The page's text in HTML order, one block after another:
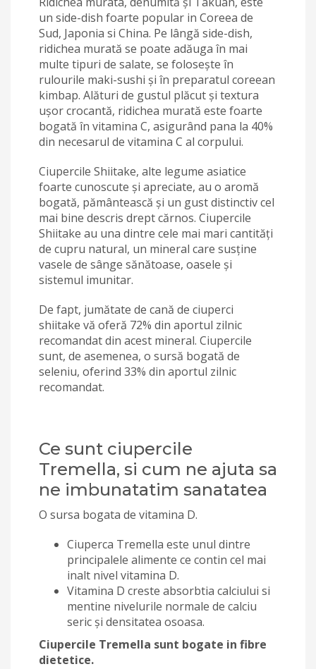
un side-dish foarte popular in Coreea de
Sud, Japonia si China. Pe lângă side-dish,
ridichea murată se poate adăuga în mai
multe tipuri de salate, se folosește în
rulourile maki-sushi și în preparatul coreean
kimbap. Alături de gustul plăcut și textura
ușor crocantă, ridichea murată este foarte
bogată în vitamina C, asigurând pana la 40%
din necesarul de vitamina C al corpului.
Ciupercile Shiitake, alte legume asiatice
foarte cunoscute și apreciate, au o aromă
bogată, pământească și un gust distinctiv cel
mai bine descris drept cărnos. Ciupercile
Shiitake au una dintre cele mai mari cantități
de cupru natural, un mineral care susține
vasele de sânge sănătoase, oasele și
sistemul imunitar.
De fapt, jumătate de cană de ciuperci
shiitake vă oferă 72% din aportul zilnic
recomandat din acest mineral. Ciupercile
sunt, de asemenea, o sursă bogată de
seleniu, oferind 33% din aportul zilnic
recomandat.
Ce sunt ciupercile
Tremella, si cum ne ajuta sa
ne imbunatatim sanatatea
O sursa bogata de vitamina D.
Ciuperca Tremella este unul dintre
principalele alimente ce contin cel mai
inalt nivel vitamina D.
Vitamina D creste absorbtia calciului si
mentine nivelurile normale de calciu
seric și densitatea osoasa.
Ciupercile Tremella sunt bogate in fibre
dietetice.